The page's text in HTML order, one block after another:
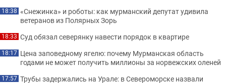
18:38 «Снежинка» и роботы: как мурманский депутат удивила
ветеранов из Полярных Зорь
18:33 Суд обязал северянку навести порядок в квартире
18:17 Цена заповедному ягелю: почему Мурманская область
годами не может получить миллионы за норвежских оленей
17:57 Трубы задержались на Урале: в Североморске назвали